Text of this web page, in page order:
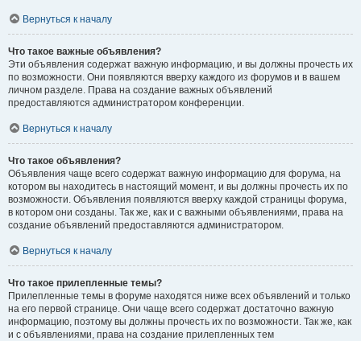
Вернуться к началу
Что такое важные объявления?
Эти объявления содержат важную информацию, и вы должны прочесть их
по возможности. Они появляются вверху каждого из форумов и в вашем
личном разделе. Права на создание важных объявлений
предоставляются администратором конференции.
Вернуться к началу
Что такое объявления?
Объявления чаще всего содержат важную информацию для форума, на
котором вы находитесь в настоящий момент, и вы должны прочесть их по
возможности. Объявления появляются вверху каждой страницы форума,
в котором они созданы. Так же, как и с важными объявлениями, права на
создание объявлений предоставляются администратором.
Вернуться к началу
Что такое прилепленные темы?
Прилепленные темы в форуме находятся ниже всех объявлений и только
на его первой странице. Они чаще всего содержат достаточно важную
информацию, поэтому вы должны прочесть их по возможности. Так же, как
и с объявлениями, права на создание прилепленных тем